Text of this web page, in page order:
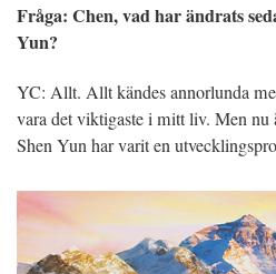
Fråga: Chen, vad har ändrats
Yun?
YC: Allt. Allt kändes annorlunda
vara det viktigaste i mitt liv. Men nu
Shen Yun har varit en